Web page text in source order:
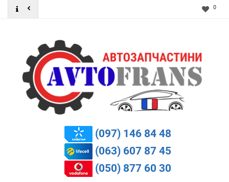
0
(097) 146 84 48
(063) 607 87 45
(050) 877 60 30